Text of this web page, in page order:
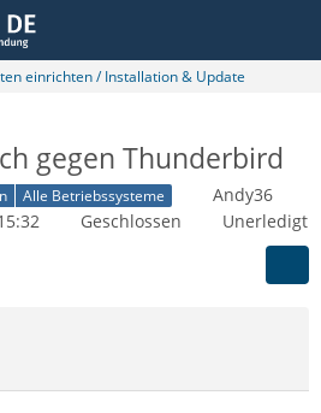
einrichten / Installation & Update
gegen Thunderbird
Alle Betriebssysteme
Andy36
Geschlossen Unerledigt